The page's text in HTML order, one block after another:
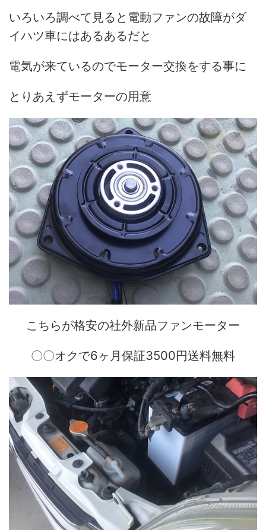
いろいろ調べて見ると電動ファンの故障がダ
イハツ車にはあるあるだと
電気が来ているのでモーター交換をする事に
とりあえずモーターの用意
こちらが格安の社外新品ファンモーター
〇〇オクで6ヶ月保証3500円送料無料